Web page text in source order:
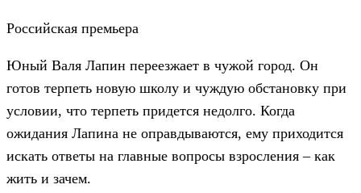
Российская премьера
Юный Валя Лапин переезжает в чужой город. Он
готов терпеть новую школу и чуждую обстановку при
условии, что терпеть придется недолго. Когда
ожидания Лапина не оправдываются, ему приходится
искать ответы на главные вопросы взросления – как
жить и зачем.